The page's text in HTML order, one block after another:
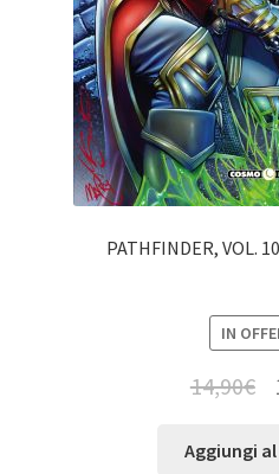
PATHFINDER, VOL.
IN
14,90€
Aggiungi